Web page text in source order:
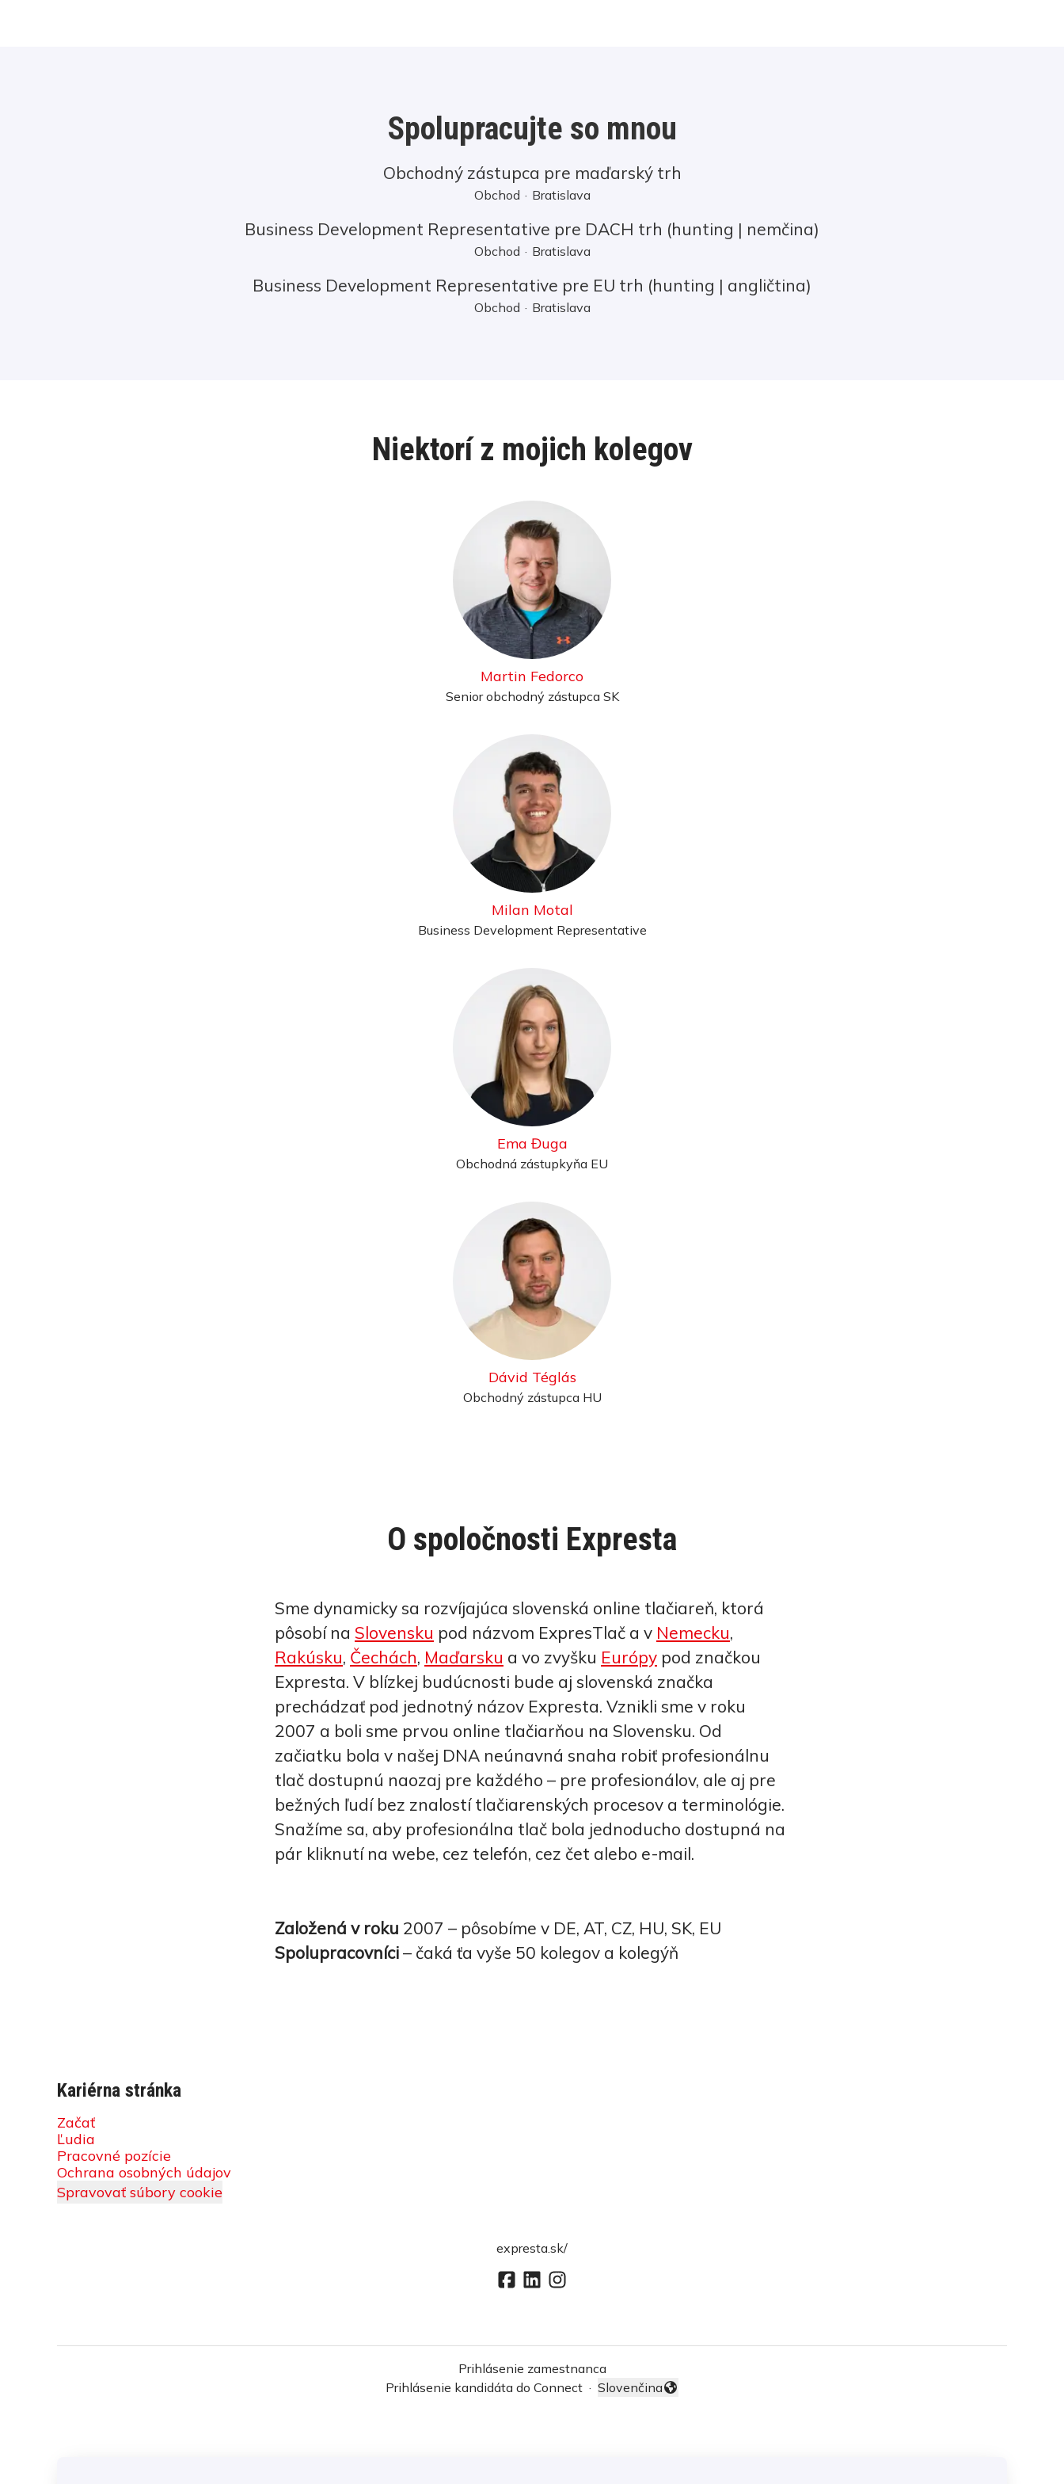
Spolupracujte so mnou
Obchodný zástupca pre maďarský trh
Obchod · Bratislava
Business Development Representative pre DACH trh (hunting | nemčina)
Obchod · Bratislava
Business Development Representative pre EU trh (hunting | angličtina)
Obchod · Bratislava
Niektorí z mojich kolegov
Martin Fedorco
Senior obchodný zástupca SK
Milan Motal
Business Development Representative
Ema Đuga
Obchodná zástupkyňa EU
Dávid Téglás
Obchodný zástupca HU
O spoločnosti Expresta
Sme dynamicky sa rozvíjajúca slovenská online tlačiareň, ktorá
pôsobí na Slovensku pod názvom ExpresTlač a v Nemecku,
Rakúsku, Čechách, Maďarsku a vo zvyšku Európy pod značkou
Expresta. V blízkej budúcnosti bude aj slovenská značka
prechádzať pod jednotný názov Expresta. Vznikli sme v roku
2007 a boli sme prvou online tlačiarňou na Slovensku. Od
začiatku bola v našej DNA neúnavná snaha robiť profesionálnu
tlač dostupnú naozaj pre každého – pre profesionálov, ale aj pre
bežných ľudí bez znalostí tlačiarenských procesov a terminológie.
Snažíme sa, aby profesionálna tlač bola jednoducho dostupná na
pár kliknutí na webe, cez telefón, cez čet alebo e-mail.
Založená v roku 2007 – pôsobíme v DE, AT, CZ, HU, SK, EU
Spolupracovníci– čaká ťa vyše 50 kolegov a kolegýň
Kariérna stránka
Začať
Ľudia
Pracovné pozície
Ochrana osobných údajov
Spravovať súbory cookie
expresta.sk/
Prihlásenie zamestnanca
Prihlásenie kandidáta do Connect ·
Zmeniť jazyk
Slovenčina